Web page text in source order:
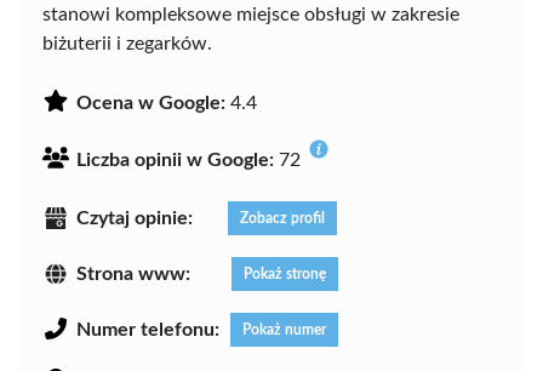
stanowi kompleksowe miejsce obsługi w zakresie
biżuterii i zegarków.
Ocena w Google: 4.4
Liczba opinii w Google: 72
Czytaj opinie: Zobacz profil
Strona www: Pokaż stronę
Numer telefonu: Pokaż numer